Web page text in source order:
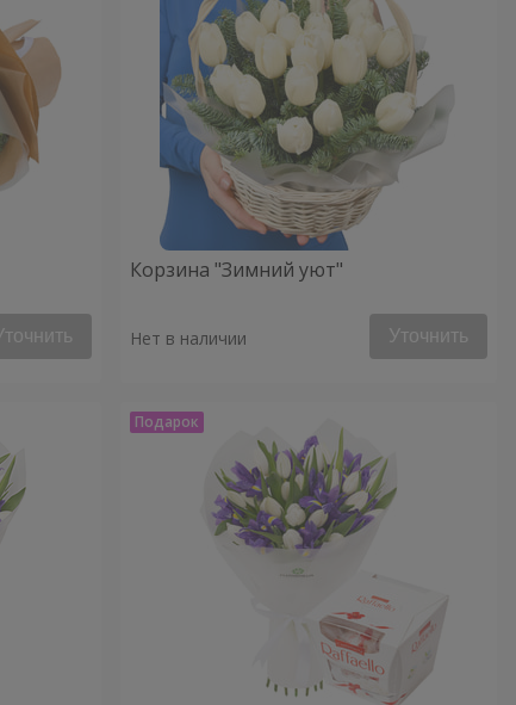
Корзина "Зимний уют"
Нет в наличии Уточнить